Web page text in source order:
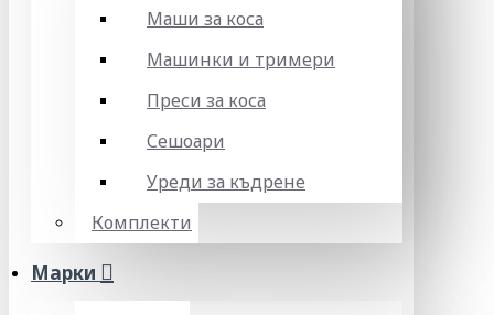
Маши за коса
Машинки и тримери
Преси за коса
Сешоари
Уреди за къдрене
Комплекти
Марки